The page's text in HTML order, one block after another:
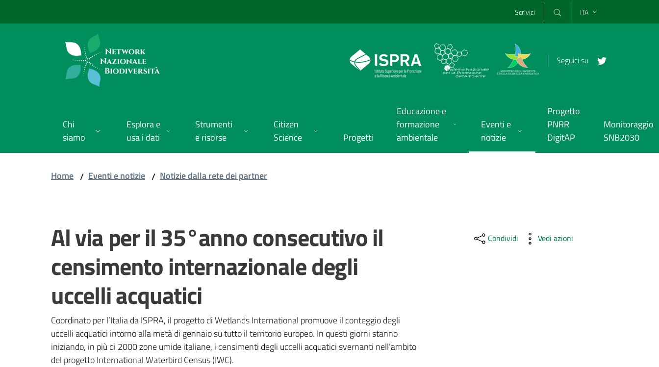
Scrivici ITA
Seguici su
Chi
siamo
Esplora e
usa i dati
Strumenti
e risorse
Citizen
Science
Progetti
Educazione e
formazione
ambientale
Eventi e
notizie
Progetto
PNRR
DigitAP
Monitoraggio
SNB2030
Home / Eventi e notizie / Notizie dalla rete dei partner
Al via per il 35°anno consecutivo il
censimento internazionale degli
uccelli acquatici
Coordinato per l’Italia da ISPRA, il progetto di Wetlands International promuove il conteggio degli
uccelli acquatici intorno alla metà di gennaio su tutto il territorio europeo. In questi giorni stanno
iniziando, in più di 2000 zone umide italiane, i censimenti degli uccelli acquatici svernanti nell’ambito
del progetto International Waterbird Census (IWC).
Condividi Vedi azioni